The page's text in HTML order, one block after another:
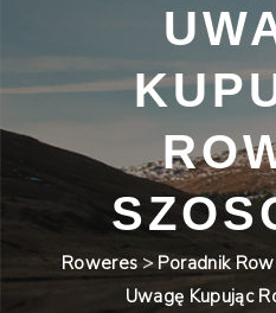
Roweres > Poradnik
Uwagę Kupując